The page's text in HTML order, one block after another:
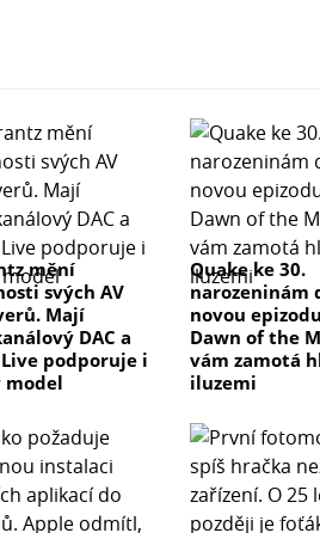
mění
svých AV
Mají
DAC a
podporuje i
Quake ke 30.
narozeninám
novou
Dawn of the
vám zamotá
iluzemi